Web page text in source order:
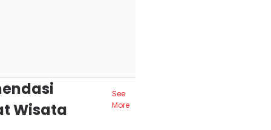
Wisata
See
More